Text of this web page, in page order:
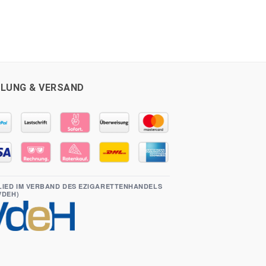
& VERSAND
IM VERBAND DES EZIGARETTENHANDELS